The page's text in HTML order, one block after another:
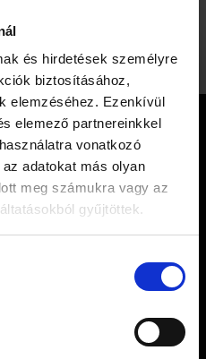
és hirdetések személyre
biztosításához,
elemzéséhez. Ezenkívül
elemező partnereinkkel
vonatkozó
adatokat más olyan
meg számukra vagy az
gyűjtöttek.
×
🍵
ajándékba a3
matchareceptet